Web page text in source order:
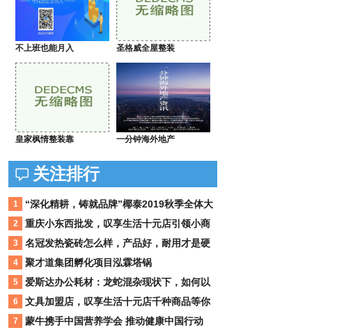
不上班也能月入 圣格威全屋整装
皇家枫情整装靠 一分钟海外地产
关注排行
1
“深化精耕，铸就品牌”椰泰2019秋季全体大
会胜
2
重庆小东西批发，叹享生活十元店引领小商
品潮流
3
名冠发热瓷砖怎么样，产品好，耐用才是硬
道理
4 聚才道集团孵化项目泓霖塔锅
5
爱斯达办公耗材：龙蛇混杂现状下，如何以
品质建
6
文具加盟店，叹享生活十元店千种商品等你
来挑选
7 蒙牛携手中国营养学会 推动健康中国行动